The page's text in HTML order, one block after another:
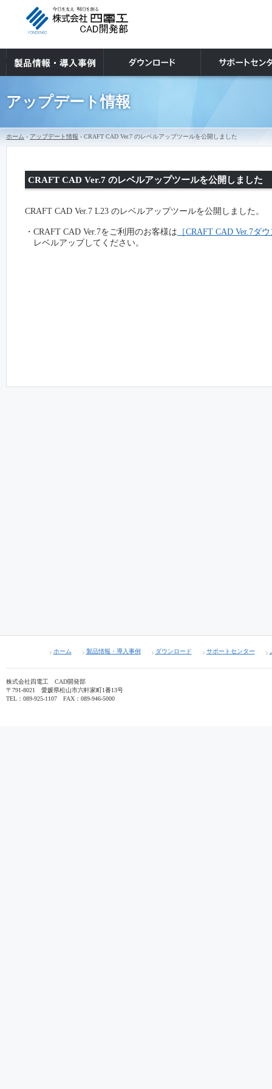
アップデート情報
ホーム › アップデート情報 › CRAFT CAD Ver.7 のレベルアップツールを公開しました
CRAFT CAD Ver.7 のレベルアップツールを公開しました
CRAFT CAD Ver.7 L23 のレベルアップツールを公開しました。
・CRAFT CAD Ver.7をご利用のお客様は ［CRAFT CAD Ver.7ダ
レベルアップしてください。
ホーム 製品情報・導入事例 ダウンロード サポートセンター
株式会社四電工 CAD開発部
〒791-8021 愛媛県松山市六軒家町1番13号
TEL：089-925-1107 FAX：089-946-5000